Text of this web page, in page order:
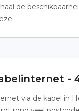
de
-
via de kabel in